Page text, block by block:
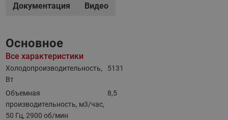
Документация
Видео
Основное
Все характеристики
Холодопроизводительность,
Вт
5131
Объемная
производительность, м3/час,
50 Гц, 2900 об/мин
8,5